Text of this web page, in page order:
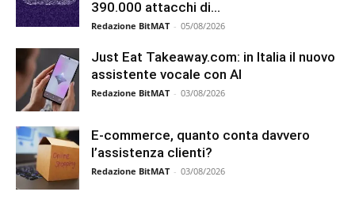
390.000 attacchi di...
Redazione BitMAT - 05/08/2026
Just Eat Takeaway.com: in Italia il nuovo
assistente vocale con AI
Redazione BitMAT - 03/08/2026
E-commerce, quanto conta davvero
l’assistenza clienti?
Redazione BitMAT - 03/08/2026